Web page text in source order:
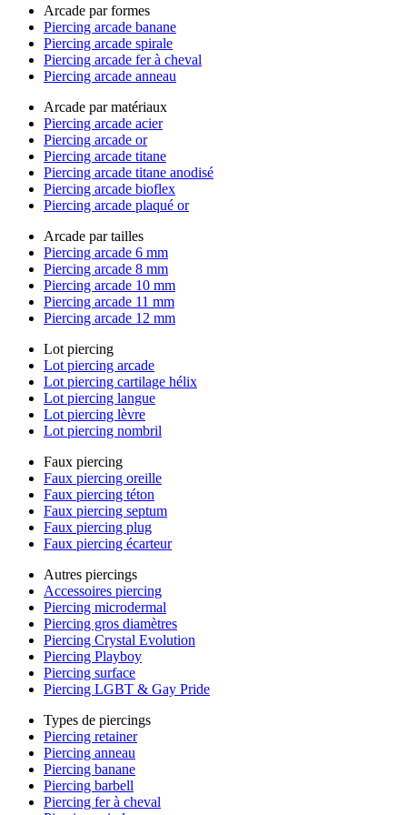
Arcade par formes
Piercing arcade banane
Piercing arcade spirale
Piercing arcade fer à cheval
Piercing arcade anneau
Arcade par matériaux
Piercing arcade acier
Piercing arcade or
Piercing arcade titane
Piercing arcade titane anodisé
Piercing arcade bioflex
Piercing arcade plaqué or
Arcade par tailles
Piercing arcade 6 mm
Piercing arcade 8 mm
Piercing arcade 10 mm
Piercing arcade 11 mm
Piercing arcade 12 mm
Lot piercing
Lot piercing arcade
Lot piercing cartilage hélix
Lot piercing langue
Lot piercing lèvre
Lot piercing nombril
Faux piercing
Faux piercing oreille
Faux piercing téton
Faux piercing septum
Faux piercing plug
Faux piercing écarteur
Autres piercings
Accessoires piercing
Piercing microdermal
Piercing gros diamètres
Piercing Crystal Evolution
Piercing Playboy
Piercing surface
Piercing LGBT & Gay Pride
Types de piercings
Piercing retainer
Piercing anneau
Piercing banane
Piercing barbell
Piercing fer à cheval